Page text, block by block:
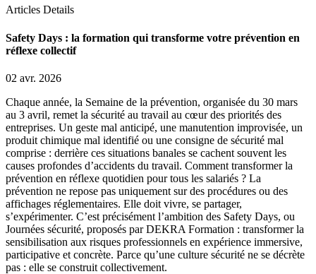
Articles Details
Safety Days : la formation qui transforme votre prévention en
réflexe collectif
02 avr. 2026
Chaque année, la Semaine de la prévention, organisée du 30 mars
au 3 avril, remet la sécurité au travail au cœur des priorités des
entreprises. Un geste mal anticipé, une manutention improvisée, un
produit chimique mal identifié ou une consigne de sécurité mal
comprise : derrière ces situations banales se cachent souvent les
causes profondes d’accidents du travail. Comment transformer la
prévention en réflexe quotidien pour tous les salariés ? La
prévention ne repose pas uniquement sur des procédures ou des
affichages réglementaires. Elle doit vivre, se partager,
s’expérimenter. C’est précisément l’ambition des Safety Days, ou
Journées sécurité, proposés par DEKRA Formation : transformer la
sensibilisation aux risques professionnels en expérience immersive,
participative et concrète. Parce qu’une culture sécurité ne se décrète
pas : elle se construit collectivement.